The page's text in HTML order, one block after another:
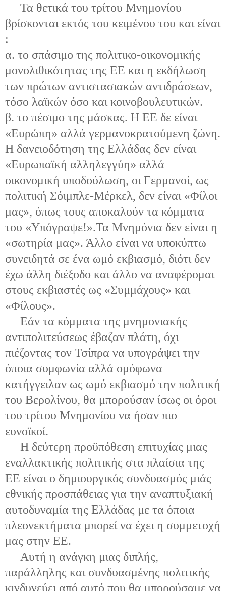
Τα θετικά του τρίτου Μνημονίου
βρίσκονται εκτός του κειμένου του και είναι
:
α. το σπάσιμο της πολιτικο-οικονομικής
μονολιθικότητας της ΕΕ και η εκδήλωση
των πρώτων αντιστασιακών αντιδράσεων,
τόσο λαϊκών όσο και κοινοβουλευτικών.
β. το πέσιμο της μάσκας. Η ΕΕ δε είναι
«Ευρώπη» αλλά γερμανοκρατούμενη ζώνη.
Η δανειοδότηση της Ελλάδας δεν είναι
«Ευρωπαϊκή αλληλεγγύη» αλλά
οικονομική υποδούλωση, οι Γερμανοί, ως
πολιτική Σόιμπλε-Μέρκελ, δεν είναι «Φίλοι
μας», όπως τους αποκαλούν τα κόμματα
του «Υπόγραψε!».Τα Μνημόνια δεν είναι η
«σωτηρία μας». Άλλο είναι να υποκύπτω
συνειδητά σε ένα ωμό εκβιασμό, διότι δεν
έχω άλλη διέξοδο και άλλο να αναφέρομαι
στους εκβιαστές ως «Συμμάχους» και
«Φίλους».
Εάν τα κόμματα της μνημονιακής
αντιπολιτεύσεως έβαζαν πλάτη, όχι
πιέζοντας τον Τσίπρα να υπογράψει την
όποια συμφωνία αλλά ομόφωνα
κατήγγειλαν ως ωμό εκβιασμό την πολιτική
του Βερολίνου, θα μπορούσαν ίσως οι όροι
του τρίτου Μνημονίου να ήσαν πιο
ευνοϊκοί.
Η δεύτερη προϋπόθεση επιτυχίας μιας
εναλλακτικής πολιτικής στα πλαίσια της
ΕΕ είναι ο δημιουργικός συνδυασμός μιάς
εθνικής προσπάθειας για την αναπτυξιακή
αυτοδυναμία της Ελλάδας με τα όποια
πλεονεκτήματα μπορεί να έχει η συμμετοχή
μας στην ΕΕ.
Αυτή η ανάγκη μιας διπλής,
παράλληλης και συνδυασμένης πολιτικής
κινδυνεύει από αυτό που θα μπορούσαμε να